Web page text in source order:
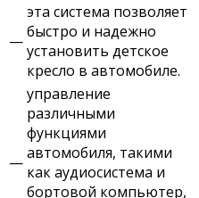
—
эта система позволяет
быстро и надежно
установить детское
кресло в автомобиле.
—
управление
различными
функциями
автомобиля, такими
как аудиосистема и
бортовой компьютер,